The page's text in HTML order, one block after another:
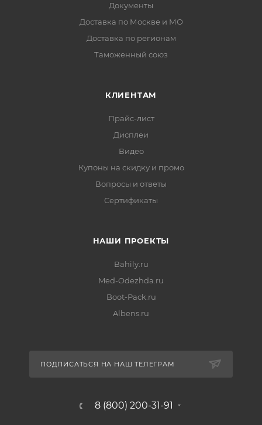
Документы
Доставка по Москве и МО
Доставка по регионам
Таможенный союз
КЛИЕНТАМ
Прайс-лист
Дисплеи
Видео
Купоны на скидку и промо
Вопросы и ответы
Сертификаты
НАШИ ПРОЕКТЫ
Bahily.ru
Med-Odezhda.ru
Boot-Pack.ru
Albens.ru
ПОДПИСАТЬСЯ НА НАШ ТЕЛЕГРАМ
8 (800) 200-31-91